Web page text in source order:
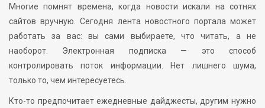
Многие помнят времена, когда новости искали на сотнях
сайтов вручную. Сегодня лента новостного портала может
работать за вас: вы сами выбираете, что читать, а не
наоборот. Электронная подписка — это способ
контролировать поток информации. Нет лишнего шума,
только то, чем интересуетесь.
Кто-то предпочитает ежедневные дайджесты, другим нужно